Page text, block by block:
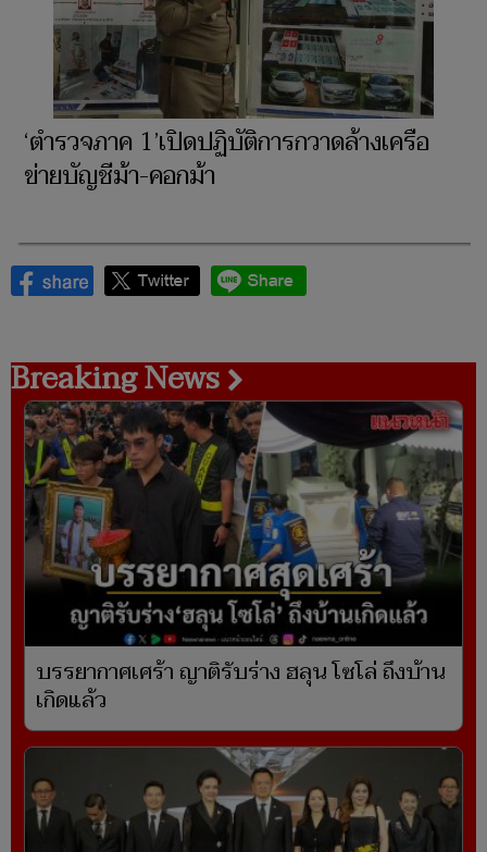
‘ตำรวจภาค 1’เปิดปฏิบัติการกวาดล้างเครือ
ข่ายบัญชีม้า-คอกม้า
Breaking News
บรรยากาศเศร้า ญาติรับร่าง ฮลุน โซโล่ ถึงบ้าน
เกิดแล้ว